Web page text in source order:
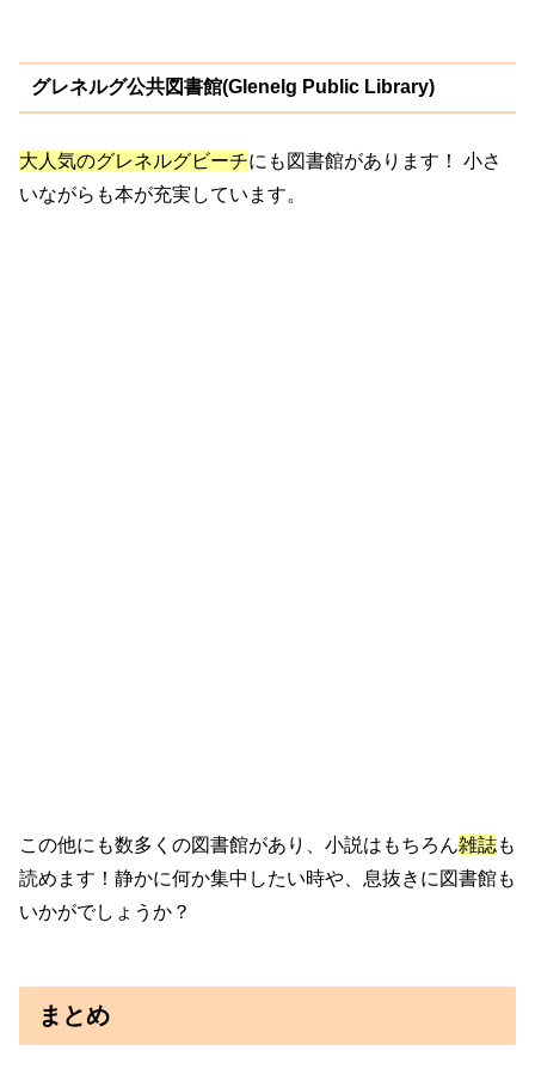
グレネルグ公共図書館(Glenelg Public Library)
大人気のグレネルグビーチにも図書館があります！ 小さ
いながらも本が充実しています。
この他にも数多くの図書館があり、小説はもちろん雑誌も
読めます！静かに何か集中したい時や、息抜きに図書館も
いかがでしょうか？
まとめ